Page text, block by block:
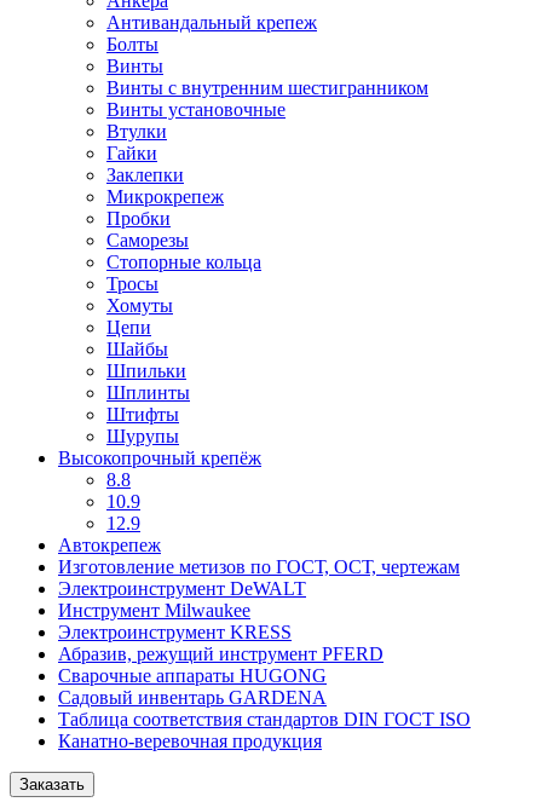
Антивандальный крепеж
Болты
Винты
Винты с внутренним шестигранником
Винты установочные
Втулки
Гайки
Заклепки
Микрокрепеж
Пробки
Саморезы
Стопорные кольца
Тросы
Хомуты
Цепи
Шайбы
Шпильки
Шплинты
Штифты
Шурупы
Высокопрочный крепёж
8.8
10.9
12.9
Автокрепеж
Изготовление метизов по ГОСТ, ОСТ, чертежам
Электроинструмент DeWALT
Инструмент Milwaukee
Электроинструмент KRESS
Абразив, режущий инструмент PFERD
Сварочные аппараты HUGONG
Садовый инвентарь GARDENA
Таблица соответствия стандартов DIN ГОСТ ISO
Канатно-веревочная продукция
Заказать